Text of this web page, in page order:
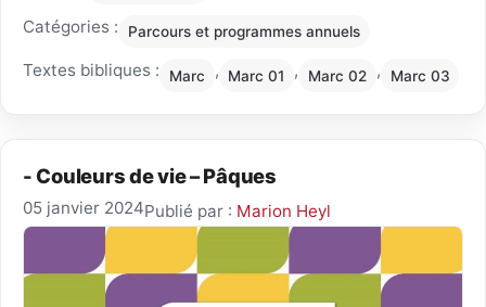
Catégories : Parcours et programmes annuels
Textes bibliques : Marc , Marc 01 , Marc 02 , Marc 03
- Couleurs de vie – Pâques
05 janvier 2024Publié par : Marion Heyl